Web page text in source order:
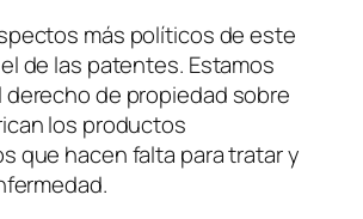
más políticos de este
de las patentes. Estamos
derecho de propiedad sobre
los productos
que hacen falta para tratar y